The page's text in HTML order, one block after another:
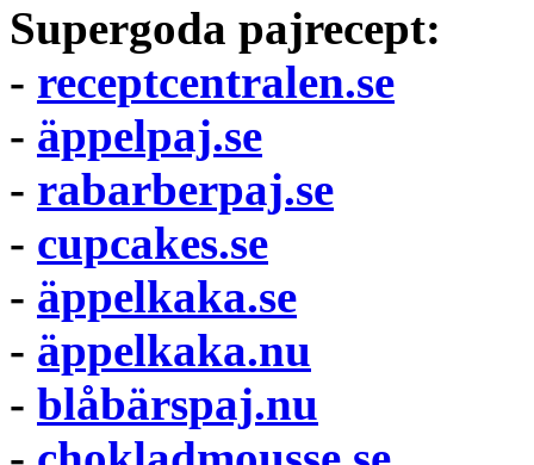
Supergoda pajrecept:
- receptcentralen.se
- äppelpaj.se
- rabarberpaj.se
- cupcakes.se
- äppelkaka.se
- äppelkaka.nu
- blåbärspaj.nu